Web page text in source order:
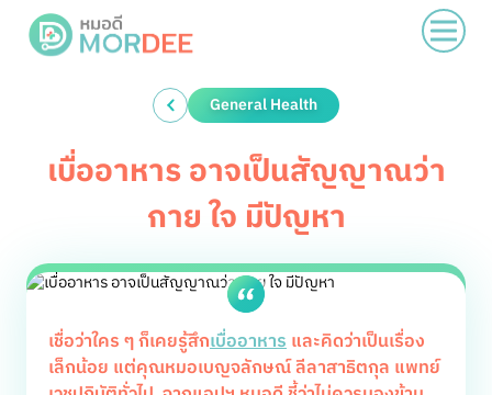
General Health
เบื่ออาหาร อาจเป็นสัญญาณว่า
กาย ใจ มีปัญหา
เชื่อว่าใคร ๆ ก็เคยรู้สึกเบื่ออาหารและคิดว่าเป็นเรื่อง
เล็กน้อย แต่คุณหมอเบญจลักษณ์ ลีลาสาธิตกุล แพทย์